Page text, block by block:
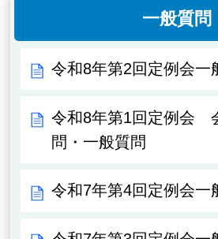
一般質問
令和8年第2回定例会一
令和8年第1回定例会
問・一般質問
令和7年第4回定例会一